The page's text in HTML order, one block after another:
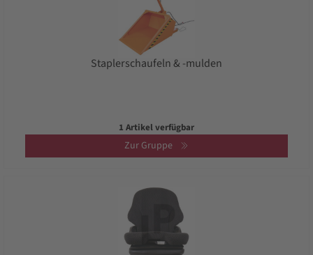
Staplerschaufeln & -mulden
1 Artikel verfügbar
Zur Gruppe